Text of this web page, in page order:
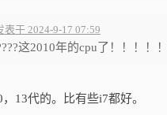
于 2024-9-17 07:59
这2010年的cpu了！！！！
13代的。比有些i7都好。